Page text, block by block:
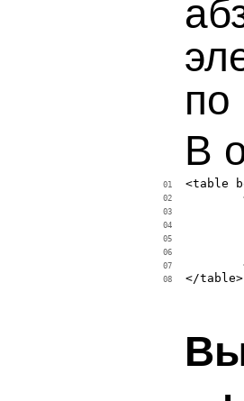
по
В
01
02
03
04
05
06
07
08
<table
	<tr>
<td width="67%"
<td
	</tr>
</table>